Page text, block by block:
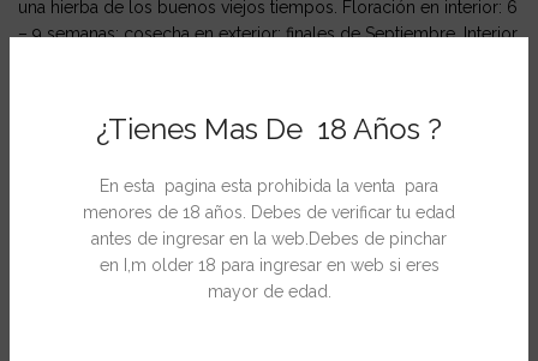
¿Tienes Mas De 18 Años ?
En esta pagina esta prohibida la venta para
menores de 18 años. Debes de verificar tu edad
antes de ingresar en la web.Debes de pinchar
en I,m older 18 para ingresar en web si eres
mayor de edad.
una hierba de los buenos viejos tiempos. Floración en interior: 6
– 9 semanas; cosecha en exterior: finales de Septiembre. Interior
Altura en interior: 105 – 135 cm
Cosecha en exterior: finales de Septiembre
Altura en exterior: 250 – 300 cm